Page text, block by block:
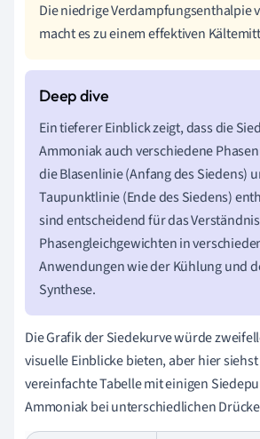
Die niedrige Verdampfungsenthalpie
macht es zu einem effektiven
Ein tieferer Einblick zeigt, dass die
Ammoniak auch verschiedene
die Blasenlinie (Anfang des Siedens)
Taupunktlinie (Ende des Siedens)
sind entscheidend für das
Phasengleichgewichten in
Anwendungen wie der Kühlung und
Synthese.
Die Grafik der Siedekurve würde
visuelle Einblicke bieten, aber hier
vereinfachte Tabelle mit einigen
Ammoniak bei unterschiedlichen